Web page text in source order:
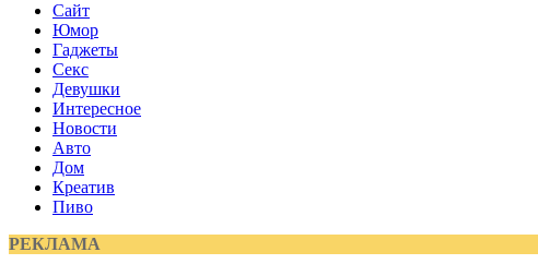
Сайт
Юмор
Гаджеты
Секс
Девушки
Интересное
Новости
Авто
Дом
Креатив
Пиво
РЕКЛАМА